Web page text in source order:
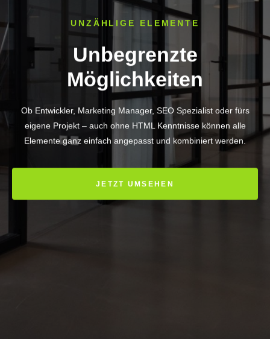
UNZÄHLIGE ELEMENTE
Unbegrenzte
Möglichkeiten
Ob Entwickler, Marketing Manager, SEO Spezialist oder fürs
eigene Projekt – auch ohne HTML Kenntnisse können alle
Elemente ganz einfach angepasst und kombiniert werden.
JETZT UMSEHEN